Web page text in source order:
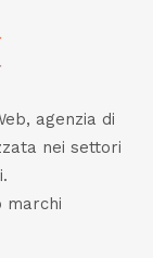
agenzia di
nei settori
marchi